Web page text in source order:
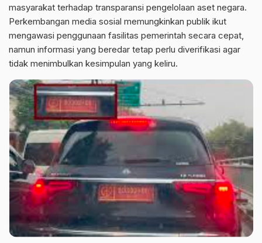
masyarakat terhadap transparansi pengelolaan aset negara.
Perkembangan media sosial memungkinkan publik ikut
mengawasi penggunaan fasilitas pemerintah secara cepat,
namun informasi yang beredar tetap perlu diverifikasi agar
tidak menimbulkan kesimpulan yang keliru.